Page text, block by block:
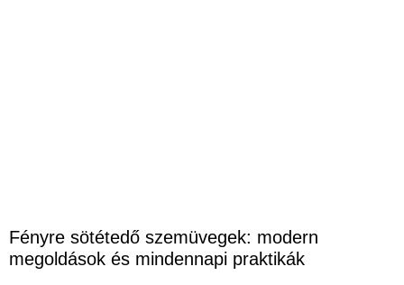
Fényre sötétedő szemüvegek: modern
megoldások és mindennapi praktikák